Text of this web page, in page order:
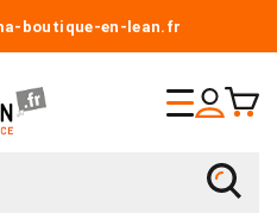
boutique-en-lean.fr